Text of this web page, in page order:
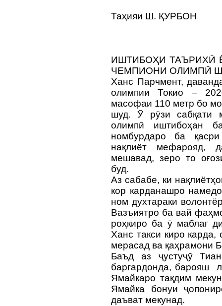
Таҳияи Ш. ҚУРБОН
ИШТИБОҲИ ТАЪРИХӢ
ЧЕМПИОНИ ОЛИМПӢ
Ханс Парчмент,
олимпии Токио –
масофаи 110 метр бо
шуд. Ӯ рӯзи сабқати
олимпӣ иштибоҳан
номбурдаро ба
нақлиёт мефарояд,
мешавад, зеро то
буд.
Аз сабабе, ки
кор карданашро
ном духтараки
Вазъиятро ба вай
роҳкиро ба ӯ маблағ
Ханс такси киро карда,
мерасад ва қаҳрамони
Баъд аз ҷустуҷӯ
баргардонда, барояш
Ямайкаро тақдим
Ямайка бонуи
даъват мекунад.